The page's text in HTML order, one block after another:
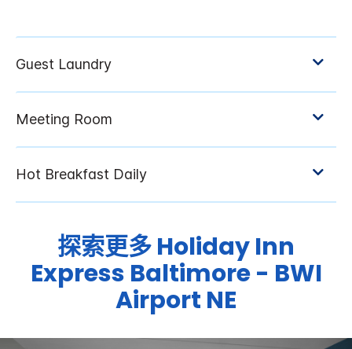
探索更多Holiday Inn
Express Baltimore - BWI
Airport NE